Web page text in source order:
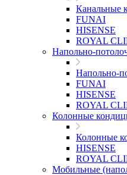
Канальные
FUNAI
HISENSE
ROYAL
Напольно-
Напольно-
FUNAI
HISENSE
ROYAL
Колонные
Колонные
HISENSE
ROYAL
Мобильные